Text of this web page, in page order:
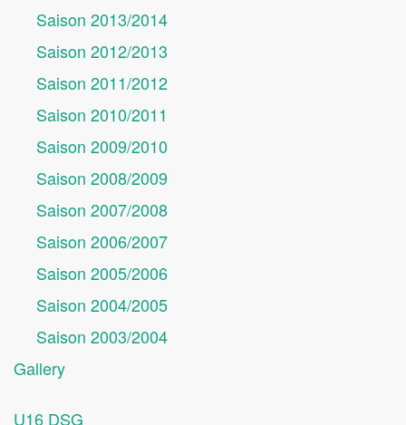
Saison 2013/2014
Saison 2012/2013
Saison 2011/2012
Saison 2010/2011
Saison 2009/2010
Saison 2008/2009
Saison 2007/2008
Saison 2006/2007
Saison 2005/2006
Saison 2004/2005
Saison 2003/2004
Gallery
U16 DSG